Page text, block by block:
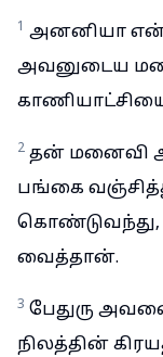
1 அனனியா
அவனுடைய
2 தன் மனைவி
பங்கை
கொண்டுவந்து,
வைத்தான்.
3 பேதுரு
நிலத்தின்